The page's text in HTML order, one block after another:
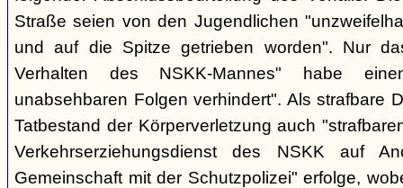
Straße seien von den Jugendlichen
und auf die Spitze getrieben worden". Nur
Verhalten des NSKK-Mannes" habe
unabsehbaren Folgen verhindert". Als strafbare
Tatbestand der Körperverletzung auch
Verkehrserziehungsdienst des NSKK auf
Gemeinschaft mit der Schutzpolizei" erfolge,